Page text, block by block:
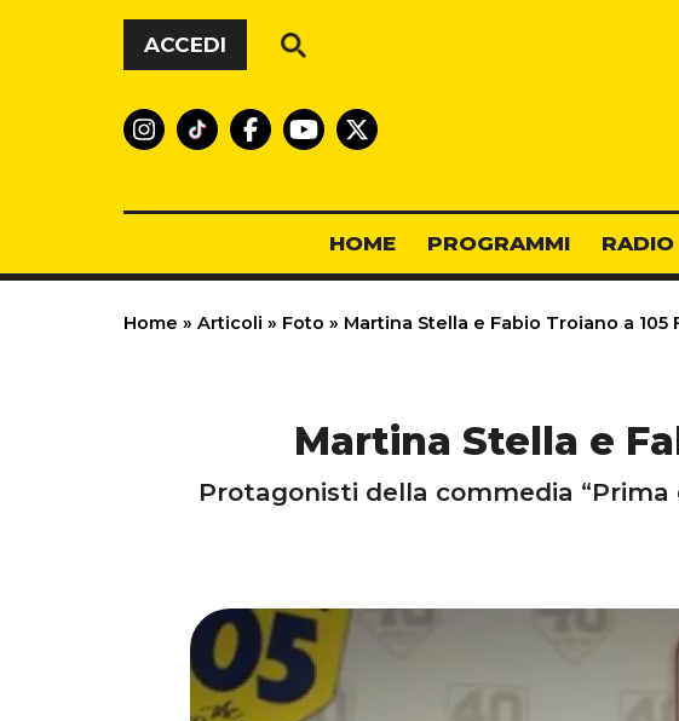
Vai al contenuto
ACCEDI
HOME PROGRAMMI RADIO
Home » Articoli » Foto » Martina Stella e Fabio Troiano a 105
Martina Stella e
Protagonisti della commedia